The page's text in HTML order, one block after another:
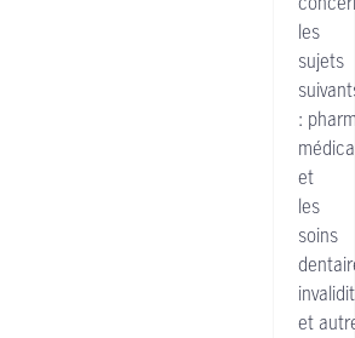
les
sujets
:
et
les
soins
et